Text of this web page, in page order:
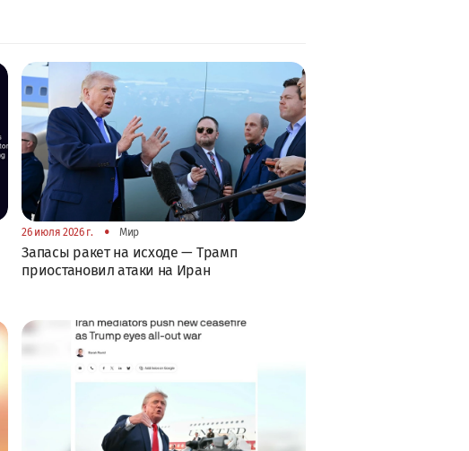
26 июля 2026 г. • Мир
Запасы ракет на исходе — Трамп
приостановил атаки на Иран